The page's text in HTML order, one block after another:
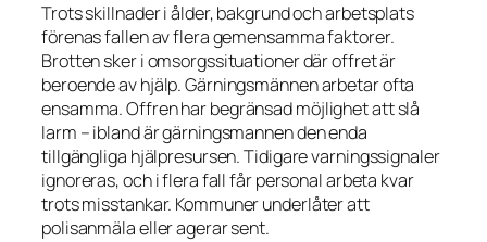
Trots skillnader i ålder, bakgrund och arbetsplats
förenas fallen av flera gemensamma faktorer.
Brotten sker i omsorgssituationer där offret är
beroende av hjälp. Gärningsmännen arbetar ofta
ensamma. Offren har begränsad möjlighet att slå
larm – ibland är gärningsmannen den enda
tillgängliga hjälpresursen. Tidigare varningssignaler
ignoreras, och i flera fall får personal arbeta kvar
trots misstankar. Kommuner underlåter att
polisanmäla eller agerar sent.